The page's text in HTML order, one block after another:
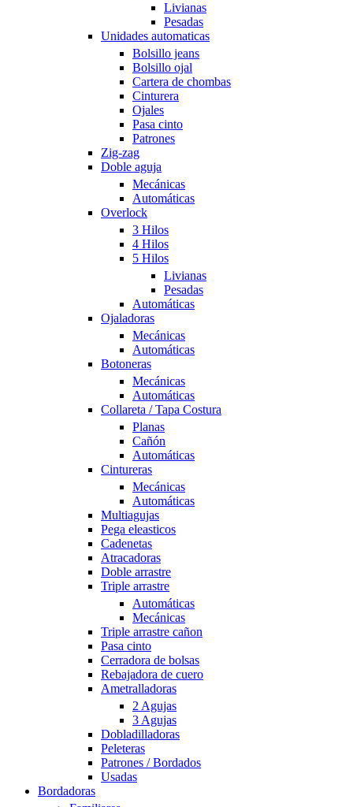
Livianas
Pesadas
Unidades automaticas
Bolsillo jeans
Bolsillo ojal
Cartera de chombas
Cinturera
Ojales
Pasa cinto
Patrones
Zig-zag
Doble aguja
Mecánicas
Automáticas
Overlock
3 Hilos
4 Hilos
5 Hilos
Livianas
Pesadas
Automáticas
Ojaladoras
Mecánicas
Automáticas
Botoneras
Mecánicas
Automáticas
Collareta / Tapa Costura
Planas
Cañón
Automáticas
Cintureras
Mecánicas
Automáticas
Multiagujas
Pega eleasticos
Cadenetas
Atracadoras
Doble arrastre
Triple arrastre
Automáticas
Mecánicas
Triple arrastre cañon
Pasa cinto
Cerradora de bolsas
Rebajadora de cuero
Ametralladoras
2 Agujas
3 Agujas
Dobladilladoras
Peleteras
Patrones / Bordados
Usadas
Bordadoras